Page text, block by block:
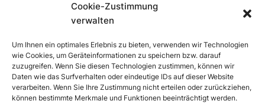
Cookie-Zustimmung
verwalten
Um Ihnen ein optimales Erlebnis zu bieten, verwenden wir Technologien
wie Cookies, um Geräteinformationen zu speichern bzw. darauf
zuzugreifen. Wenn Sie diesen Technologien zustimmen, können wir
Daten wie das Surfverhalten oder eindeutige IDs auf dieser Website
verarbeiten. Wenn Sie Ihre Zustimmung nicht erteilen oder zurückziehen,
können bestimmte Merkmale und Funktionen beeinträchtigt werden.
WICHTIGES
Zahlungsmöglichkeiten
Versandmöglichkeiten
Newsletter